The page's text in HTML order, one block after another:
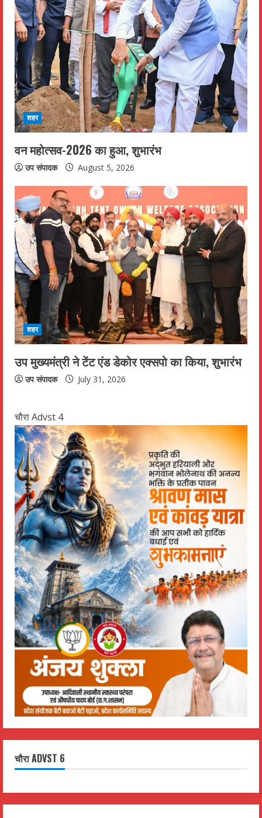
शहर
वन महोत्सव-2026 का हुआ, शुभारंभ
उप संपादक August 5, 2026
शहर
उप मुख्यमंत्री ने टेंट एंड डेकोर एक्सपो का किया, शुभारंभ
उप संपादक July 31, 2026
चौरा Advst 4
चौरा ADVST 6